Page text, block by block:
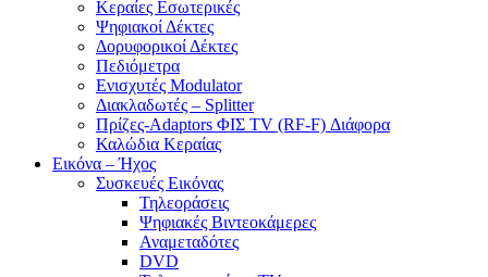
Κεραίες Εσωτερικές
Ψηφιακοί Δέκτες
Δορυφορικοί Δέκτες
Πεδιόμετρα
Ενισχυτές Modulator
Διακλαδωτές – Splitter
Πρίζες-Adaptors ΦΙΣ TV (RF-F) Διάφορα
Καλώδια Κεραίας
Εικόνα – Ήχος
Συσκευές Εικόνας
Τηλεοράσεις
Ψηφιακές Βιντεοκάμερες
Αναμεταδότες
DVD